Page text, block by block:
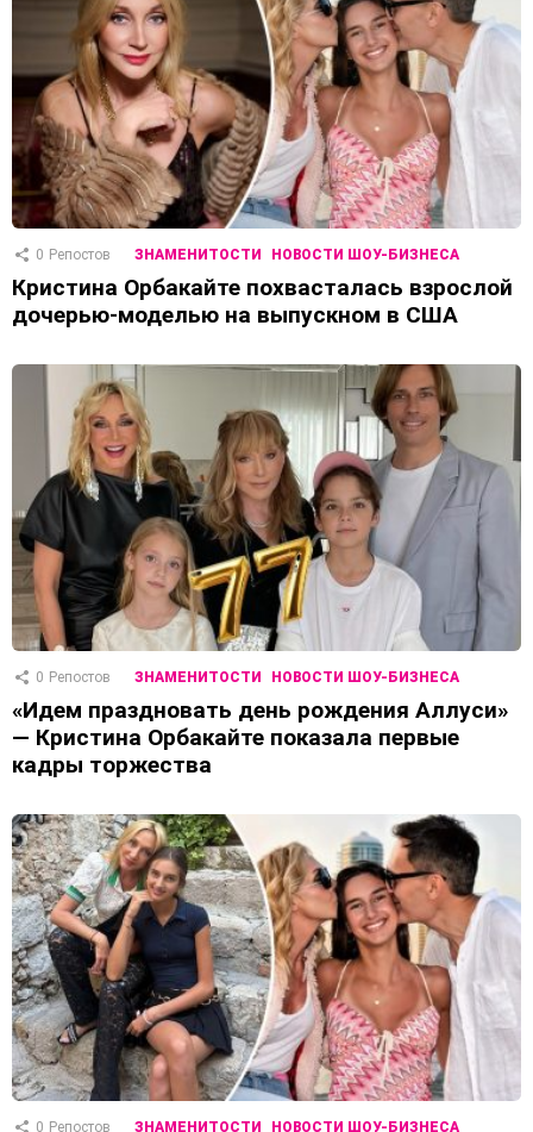
0 Репостов ЗНАМЕНИТОСТИ НОВОСТИ ШОУ-БИЗНЕСА
Кристина Орбакайте похвасталась взрослой
дочерью-моделью на выпускном в США
0 Репостов ЗНАМЕНИТОСТИ НОВОСТИ ШОУ-БИЗНЕСА
«Идем праздновать день рождения Аллуси»
— Кристина Орбакайте показала первые
кадры торжества
0 Репостов ЗНАМЕНИТОСТИ НОВОСТИ ШОУ-БИЗНЕСА